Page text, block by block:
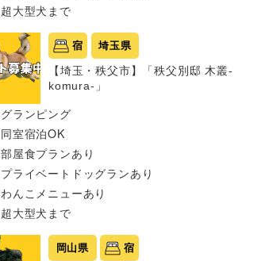
超大型犬まで
宿 埼玉県
【埼玉・秩父市】「秩父別邸 木叢-
komura-」
グランピング
同室宿泊OK
部屋食プランあり
プライベートドッグランあり
わんこメニューあり
超大型犬まで
岡山県 宿